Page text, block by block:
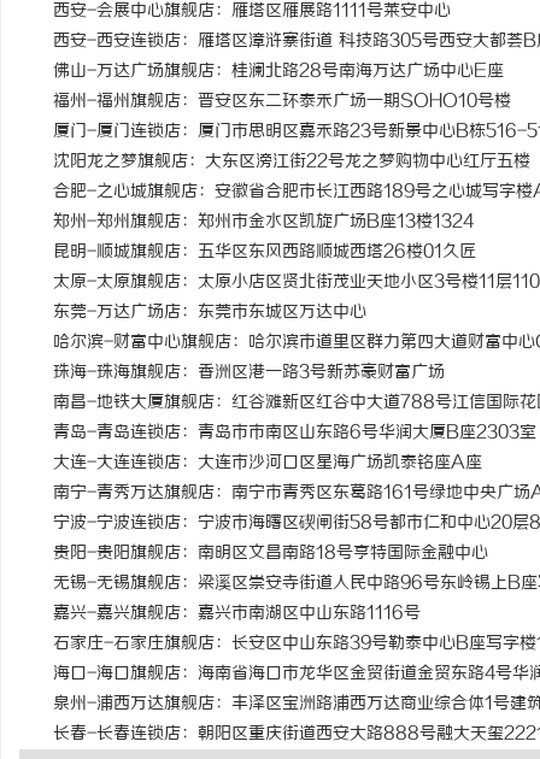
西安-会展中心旗舰店：雁塔区雁展路1111号莱安中心
西安-西安连锁店：雁塔区漳浒寨街道 科技路305号西安大都荟B
佛山-万达广场旗舰店：桂澜北路28号南海万达广场中心E座
福州-福州旗舰店：晋安区东二环泰禾广场一期SOHO10号楼
厦门-厦门连锁店：厦门市思明区嘉禾路23号新景中心B栋516-
沈阳龙之梦旗舰店：大东区滂江街22号龙之梦购物中心红厅五楼
合肥-之心城旗舰店：安徽省合肥市长江西路189号之心城写字
郑州-郑州旗舰店：郑州市金水区凯旋广场B座13楼1324
昆明-顺城旗舰店：五华区东风西路顺城西塔26楼01久匠
太原-太原旗舰店：太原小店区贤北街茂业天地小区3号楼11层
东莞-万达广场店：东莞市东城区万达中心
哈尔滨-财富中心旗舰店：哈尔滨市道里区群力第四大道财富中
珠海-珠海旗舰店：香洲区港一路3号新苏豪财富广场
南昌-地铁大厦旗舰店：红谷滩新区红谷中大道788号江信国际花
青岛-青岛连锁店：青岛市市南区山东路6号华润大厦B座2303室
大连-大连连锁店：大连市沙河口区星海广场凯泰铭座A座
南宁-青秀万达旗舰店：南宁市青秀区东葛路161号绿地中央广场
宁波-宁波连锁店：宁波市海曙区碶闸街58号都市仁和中心20层
贵阳-贵阳旗舰店：南明区文昌南路18号亨特国际金融中心
无锡-无锡旗舰店：梁溪区崇安寺街道人民中路96号东岭锡上B座
嘉兴-嘉兴旗舰店：嘉兴市南湖区中山东路1116号
石家庄-石家庄旗舰店：长安区中山东路39号勒泰中心B座写字
海口-海口旗舰店：海南省海口市龙华区金贸街道金贸东路4号华
泉州-浦西万达旗舰店：丰泽区宝洲路浦西万达商业综合体1号建
长春-长春连锁店：朝阳区重庆街道西安大路888号融大天玺